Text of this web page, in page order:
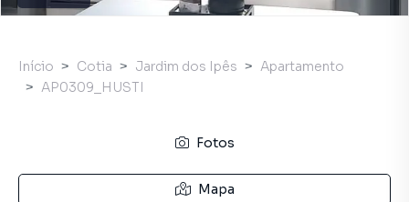
Início Cotia Jardim dos Ipês
Apartamento
AP0309_HUSTI
Fotos
Mapa